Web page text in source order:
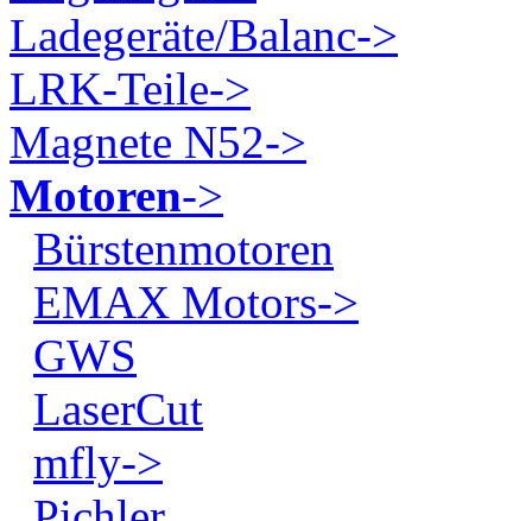
Ladegeräte/Balanc->
LRK-Teile->
Magnete N52->
Motoren->
Bürstenmotoren
EMAX Motors->
GWS
LaserCut
mfly->